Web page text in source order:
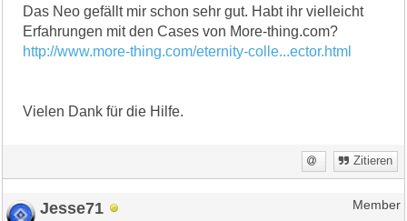
Das Neo gefällt mir schon sehr gut. Habt ihr vielleicht
Erfahrungen mit den Cases von More-thing.com?
http://www.more-thing.com/eternity-colle...ector.html
Vielen Dank für die Hilfe.
Zitieren
Jesse71 Member